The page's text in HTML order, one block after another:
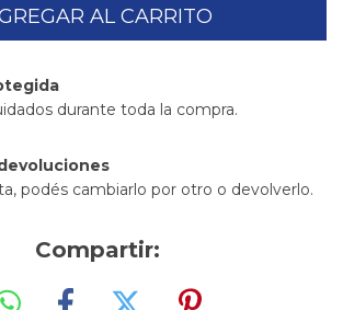
durante toda la compra.
podés cambiarlo por otro o devolverlo.
Compartir: